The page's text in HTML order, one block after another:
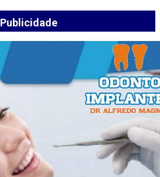
Publicidade